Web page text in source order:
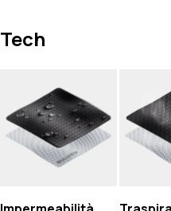
Tech